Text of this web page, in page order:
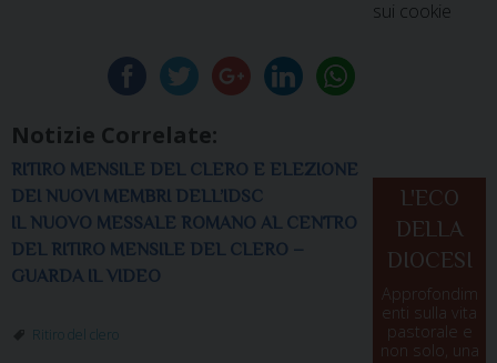
Notizie Correlate:
RITIRO MENSILE DEL CLERO E ELEZIONE
DEI NUOVI MEMBRI DELL’IDSC
IL NUOVO MESSALE ROMANO AL CENTRO
DEL RITIRO MENSILE DEL CLERO –
GUARDA IL VIDEO
Ritiro del clero
sui cookie
L'ECO
DELLA
DIOCESI
Approfondim
enti sulla vita
pastorale e
non solo, una